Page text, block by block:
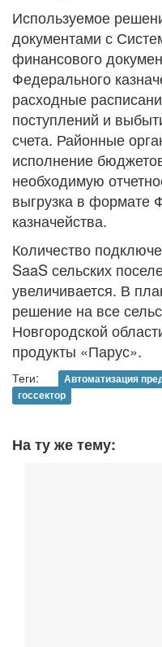
Используемое
документами с
финансового
Федерального
расходные
поступлений и
счета. Районные
исполнение
необходимую
выгрузка в формате
казначейства.
Количество
SaaS сельских
увеличивается. В
решение на все
Новгородской
продукты «Парус».
Теги: Автоматизация
госсектор
На ту же тему: